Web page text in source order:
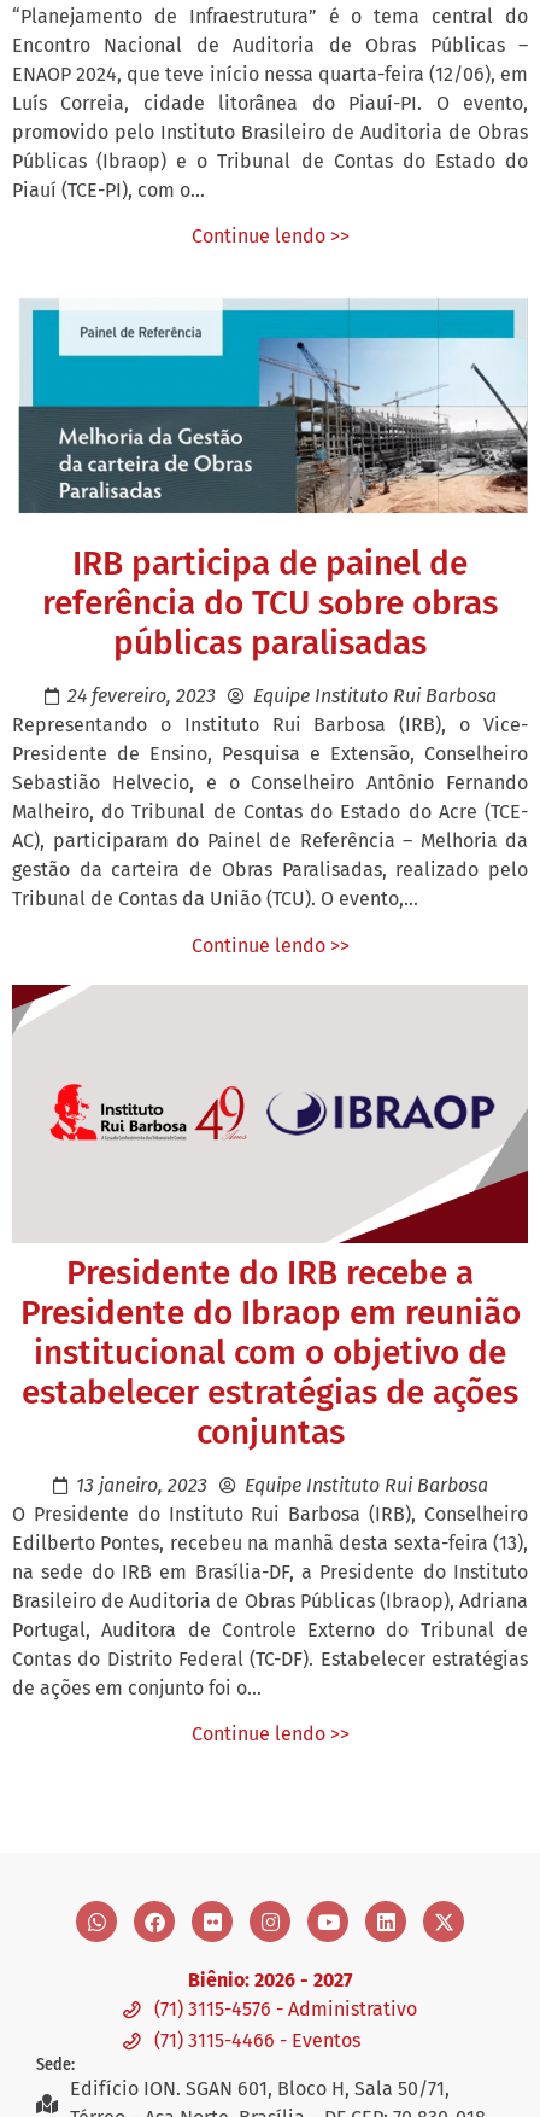
“Planejamento de Infraestrutura” é o tema central do
Encontro Nacional de Auditoria de Obras Públicas –
ENAOP 2024, que teve início nessa quarta-feira (12/06), em
Luís Correia, cidade litorânea do Piauí-PI. O evento,
promovido pelo Instituto Brasileiro de Auditoria de Obras
Públicas (Ibraop) e o Tribunal de Contas do Estado do
Piauí (TCE-PI), com o...
Continue lendo >>
IRB participa de painel de
referência do TCU sobre obras
públicas paralisadas
24 fevereiro, 2023
Equipe Instituto Rui Barbosa
Representando o Instituto Rui Barbosa (IRB), o Vice-
Presidente de Ensino, Pesquisa e Extensão, Conselheiro
Sebastião Helvecio, e o Conselheiro Antônio Fernando
Malheiro, do Tribunal de Contas do Estado do Acre (TCE-
AC), participaram do Painel de Referência – Melhoria da
gestão da carteira de Obras Paralisadas, realizado pelo
Tribunal de Contas da União (TCU). O evento,...
Continue lendo >>
Presidente do IRB recebe a
Presidente do Ibraop em reunião
institucional com o objetivo de
estabelecer estratégias de ações
conjuntas
13 janeiro, 2023
Equipe Instituto Rui Barbosa
O Presidente do Instituto Rui Barbosa (IRB), Conselheiro
Edilberto Pontes, recebeu na manhã desta sexta-feira (13),
na sede do IRB em Brasília-DF, a Presidente do Instituto
Brasileiro de Auditoria de Obras Públicas (Ibraop), Adriana
Portugal, Auditora de Controle Externo do Tribunal de
Contas do Distrito Federal (TC-DF). Estabelecer estratégias
de ações em conjunto foi o...
Continue lendo >>
Biênio: 2026 - 2027
(71) 3115-4576 - Administrativo
(71) 3115-4466 - Eventos
Sede:
Edifício ION. SGAN 601, Bloco H, Sala 50/71,